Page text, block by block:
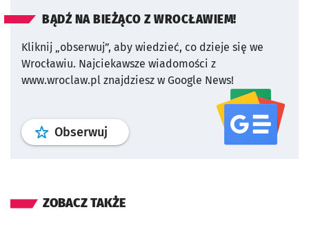
BĄDŹ NA BIEŻĄCO Z WROCŁAWIEM!
Kliknij „obserwuj”, aby wiedzieć, co dzieje się we
Wrocławiu. Najciekawsze wiadomości z
www.wroclaw.pl znajdziesz w Google News!
Obserwuj profil serwisu
ZOBACZ TAKŻE